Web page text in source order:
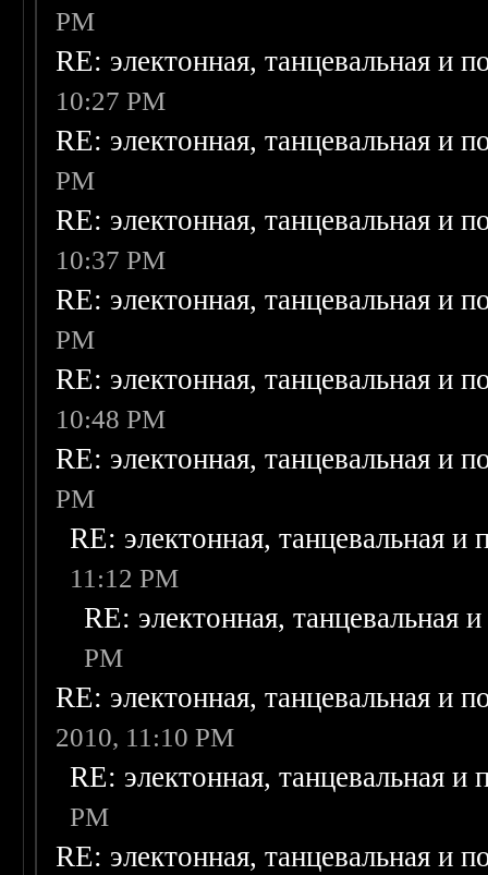
PM
RE: электонная, танцевальная и
10:27 PM
RE: электонная, танцевальная и
PM
RE: электонная, танцевальная и
10:37 PM
RE: электонная, танцевальная и
PM
RE: электонная, танцевальная и
10:48 PM
RE: электонная, танцевальная и
PM
RE: электонная, танцевальная и
11:12 PM
RE: электонная, танцевальная
PM
RE: электонная, танцевальная и
2010, 11:10 PM
RE: электонная, танцевальная и
PM
RE: электонная, танцевальная и